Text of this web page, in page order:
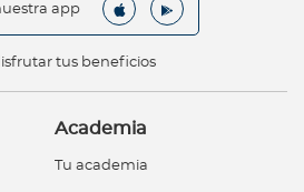
app
tus beneficios
Academia
Tu academia